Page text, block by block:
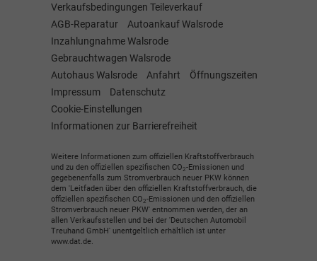
Verkaufsbedingungen Teileverkauf
AGB-Reparatur
Autoankauf Walsrode
Inzahlungnahme Walsrode
Gebrauchtwagen Walsrode
Autohaus Walsrode
Anfahrt
Öffnungszeiten
Impressum
Datenschutz
Cookie-Einstellungen
Informationen zur Barrierefreiheit
Weitere Informationen zum offiziellen Kraftstoffverbrauch
und zu den offiziellen spezifischen CO2-Emissionen und
gegebenenfalls zum Stromverbrauch neuer PKW können
dem 'Leitfaden über den offiziellen Kraftstoffverbrauch, die
offiziellen spezifischen CO2-Emissionen und den offiziellen
Stromverbrauch neuer PKW' entnommen werden, der an
allen Verkaufsstellen und bei der 'Deutschen Automobil
Treuhand GmbH' unentgeltlich erhältlich ist unter
www.dat.de.